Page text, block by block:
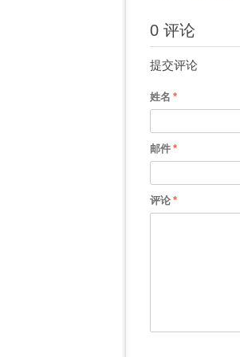
0 评论
提交评论
姓名
邮件
评论